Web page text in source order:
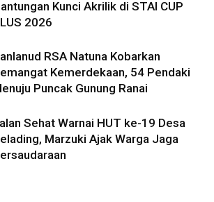
Kunci Akrilik di STAI CUP
2026
RSA Natuna Kobarkan
Kemerdekaan, 54 Pendaki
Puncak Gunung Ranai
Sehat Warnai HUT ke-19 Desa
Marzuki Ajak Warga Jaga